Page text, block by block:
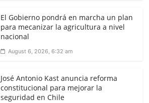
El Gobierno pondrá en marcha un plan
para mecanizar la agricultura a nivel
nacional
August 6, 2026, 6:32 am
José Antonio Kast anuncia reforma
constitucional para mejorar la
seguridad en Chile